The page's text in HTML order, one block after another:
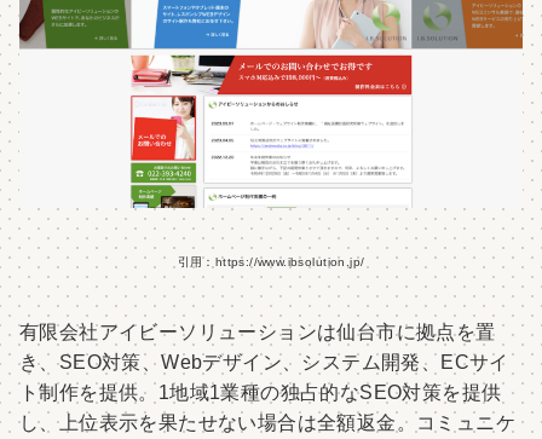
引用：https://www.ibsolution.jp/
有限会社アイビーソリューションは仙台市に拠点を置
き、SEO対策、Webデザイン、システム開発、ECサイ
ト制作を提供。1地域1業種の独占的なSEO対策を提供
し、上位表示を果たせない場合は全額返金。コミュニケ